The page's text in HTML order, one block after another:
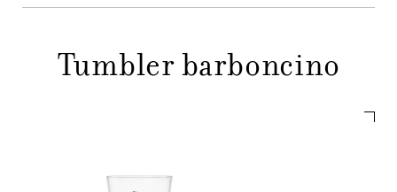
Tumbler barboncino